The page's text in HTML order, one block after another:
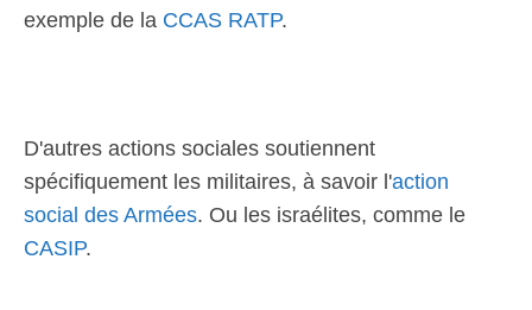
exemple de la CCAS RATP.
D'autres actions sociales soutiennent
spécifiquement les militaires, à savoir l'action
social des Armées. Ou les israélites, comme le
CASIP.